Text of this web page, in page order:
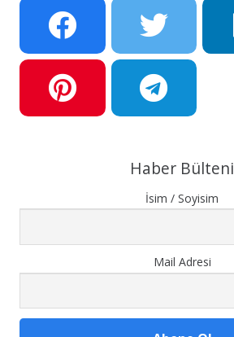
Haber Bülteni
İsim / Soyisim
Mail Adresi